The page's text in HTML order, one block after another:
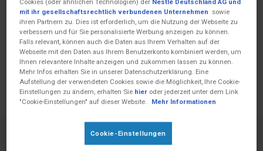
mit ihr gesellschaftsrechtlich verbundenen Unternehmen sowie
ihren Partnern zu. Dies ist erforderlich, um die Nutzung der Webseite zu
verbessern und für Sie personalisierte Werbung anzeigen zu können.
Falls relevant, können auch die Daten aus Ihrem Verhalten auf der
Webseite mit den Daten aus Ihrem Benutzerkonto kombiniert werden, um
Ihnen relevantere Inhalte anzeigen und zukommen lassen zu können.
Mehr Infos erhalten Sie in unserer Datenschutzerklärung. Eine
Aufstellung der verwendeten Cookies sowie die Möglichkeit, Ihre Cookie-
Einstellungen zu ändern, erhalten Sie hier oder jederzeit unter dem Link
"Cookie-Einstellungen" auf dieser Website.
Mehr Informationen
Cookie-Einstellungen